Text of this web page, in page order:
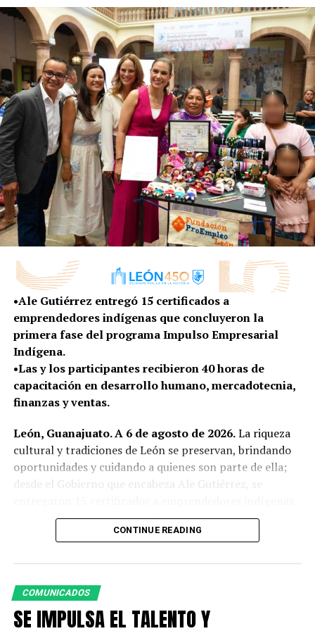
•Ale Gutiérrez entregó 15 certificados a
emprendedores indígenas que concluyeron la
primera fase del programa Impulso Empresarial
Indígena.
•Las y los participantes recibieron 40 horas de
capacitación en desarrollo humano, mercadotecnia,
finanzas y ventas.
León, Guanajuato. A 6 de agosto de 2026.La riqueza
cultural y tradiciones de León se preservan, brindando
oportunidades y cuidando a quienes son parte de ella;
desde el Gobierno que encabeza Ale Gutiérrez, se
que fortalecieron sus negocios a través del programa
Impulso Empresarial Indígena.
En el marco del Día Internacional de los Pueblos
Indígenas, que se conmemora el próximo 9 de agosto,
esta estrategia, impulsada por la Dirección General de
Economía en coordinación con Fundación ProEmpleo,
CONTINUE READING
COMUNICADOS
SE IMPULSA EL TALENTO Y